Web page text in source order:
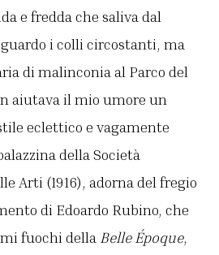
e fredda che saliva dal
i colli circostanti, ma
di malinconia al Parco del
aiutava il mio umore un
eclettico e vagamente
della Società
Arti (1916), adorna del fregio
di Edoardo Rubino, che
fuochi della Belle Époque,